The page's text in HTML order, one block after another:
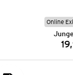
Online